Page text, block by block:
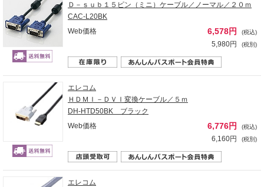
Ｄ－ｓｕｂ１５ピン（ミニ）ケーブル／ノーマル／２０ｍ
CAC-L20BK
Web価格
6,578円 (税込)
5,980円 (税別)
エレコム
ＨＤＭＩ－ＤＶＩ変換ケーブル／５ｍ
DH-HTD50BK ブラック
Web価格
6,776円 (税込)
6,160円 (税別)
エレコム